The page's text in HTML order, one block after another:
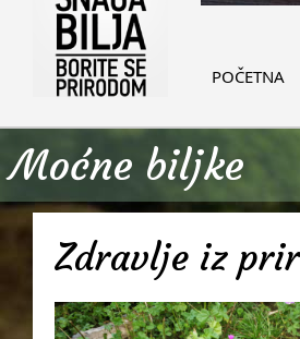
POČETNA
Moćne biljke
Zdravlje iz